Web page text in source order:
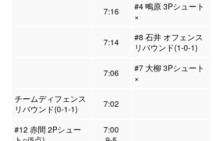
7:16
#4 鴫原 3Pシュート
×
7:14
#8 石井 オフェンス
リバウンド(1-0-1)
7:06
#7 大柳 3Pシュート
×
チームディフェンス
リバウンド(0-1-1)
7:02
#12 赤間 2Pシュー
7:00